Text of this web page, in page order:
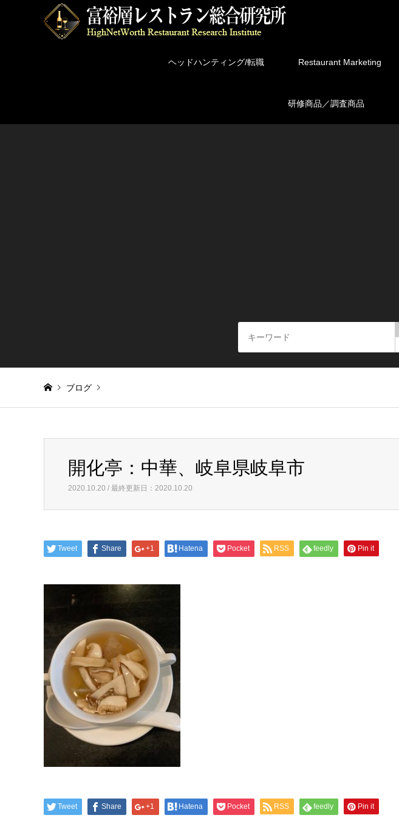
ヘッドハンティング/転職 Restaurant Marketing
研修商品／調査商品
ブログ
開化亭：中華、岐阜県岐阜市
開化亭：中華、岐阜県岐阜市
2020.10.20 / 最終更新日：2020.10.20
Tweet Share +1 Hatena Pocket RSS feedly Pin it
Tweet Share +1 Hatena Pocket RSS feedly Pin it